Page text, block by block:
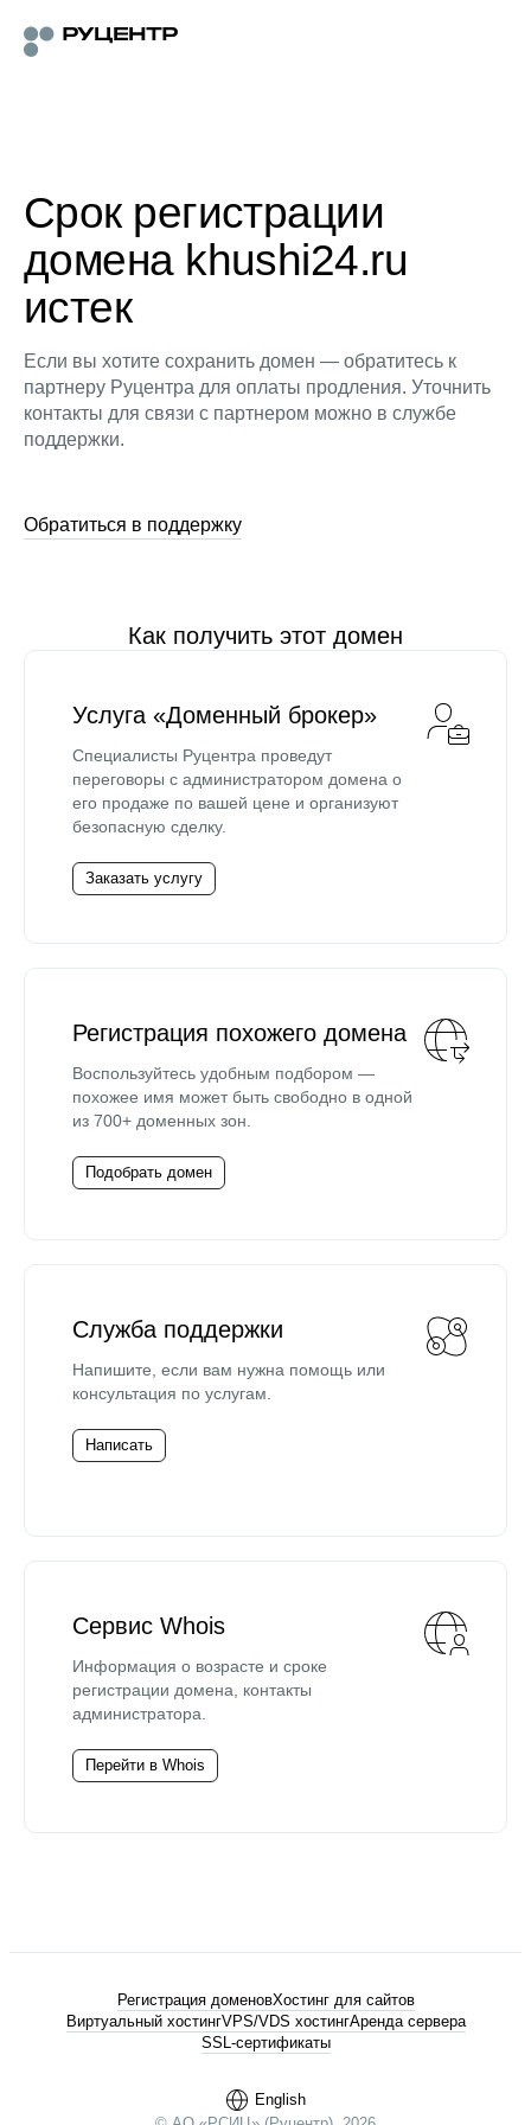
Срок регистрации
домена khushi24.ru
истек
Если вы хотите сохранить домен — обратитесь к
партнеру Руцентра для оплаты продления. Уточнить
контакты для связи с партнером можно в службе
поддержки.
Обратиться в поддержку
Как получить этот домен
Услуга «Доменный брокер»
Специалисты Руцентра проведут
переговоры с администратором домена о
его продаже по вашей цене и организуют
безопасную сделку.
Заказать услугу
Регистрация похожего домена
Воспользуйтесь удобным подбором —
похожее имя может быть свободно в одной
из 700+ доменных зон.
Подобрать домен
Служба поддержки
Напишите, если вам нужна помощь или
консультация по услугам.
Написать
Сервис Whois
Информация о возрасте и сроке
регистрации домена, контакты
администратора.
Перейти в Whois
English
Регистрация доменовХостинг для сайтов
Виртуальный хостингVPS/VDS хостингАренда сервера
SSL-сертификаты